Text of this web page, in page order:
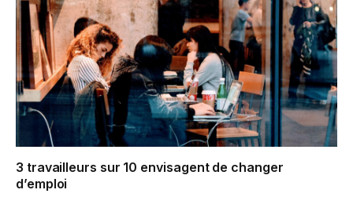
3 travailleurs sur 10 envisagent de changer
d’emploi